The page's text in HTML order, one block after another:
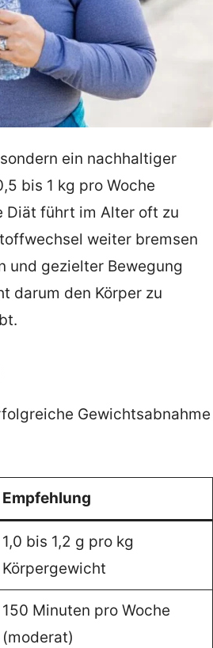
ein nachhaltiger
bis 1 kg pro Woche
Diät führt im Alter oft zu
weiter bremsen
und gezielter Bewegung
darum den Körper zu
Gewichtsabnahme
Empfehlung
1,0 bis 1,2 g pro kg
Körpergewicht
150 Minuten pro Woche
(moderat)